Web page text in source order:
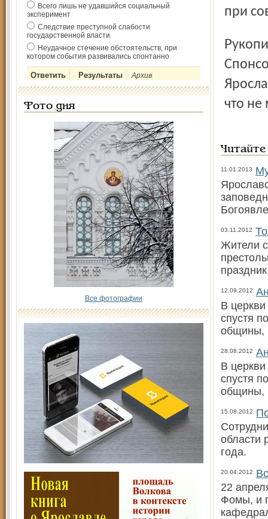
Всего лишь не удавшийся социальный
эксперимент
Следствие преступной слабости
государственной власти
Неудачное стечение обстоятельств, при
котором события развивались спонтанно
Архив
Фото дня
Все фотографии
при
Рукопись «Святынь» была готова еще пару лет назад.
что не
11.01.2013
03.11.2012
Жители
12.09.2012
В
спустя
общины,
28.08.2012
В
спустя
общины,
15.08.2012
области
года.
20.04.2012
22
Фомы, и